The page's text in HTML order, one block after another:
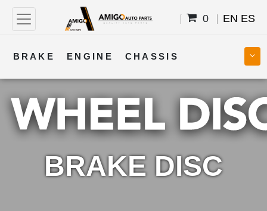
0 EN ES
BRAKE ENGINE CHASSIS
COOLING STEERING BODY
TRANSMISSION FUEL ELECTRICAL
BRAKE DISC